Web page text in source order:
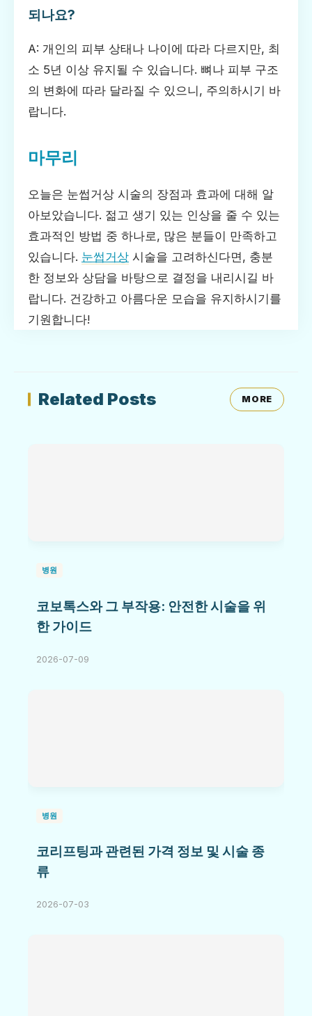
되나요?
A: 개인의 피부 상태나 나이에 따라 다르지만, 최
소 5년 이상 유지될 수 있습니다. 뼈나 피부 구조
의 변화에 따라 달라질 수 있으니, 주의하시기 바
랍니다.
마무리
오늘은 눈썹거상 시술의 장점과 효과에 대해 알
아보았습니다. 젊고 생기 있는 인상을 줄 수 있는
효과적인 방법 중 하나로, 많은 분들이 만족하고
있습니다. 눈썹거상 시술을 고려하신다면, 충분
한 정보와 상담을 바탕으로 결정을 내리시길 바
랍니다. 건강하고 아름다운 모습을 유지하시기를
기원합니다!
Related Posts MORE
병원
코보톡스와 그 부작용: 안전한 시술을 위
한 가이드
2026-07-09
병원
코리프팅과 관련된 가격 정보 및 시술 종
류
2026-07-03